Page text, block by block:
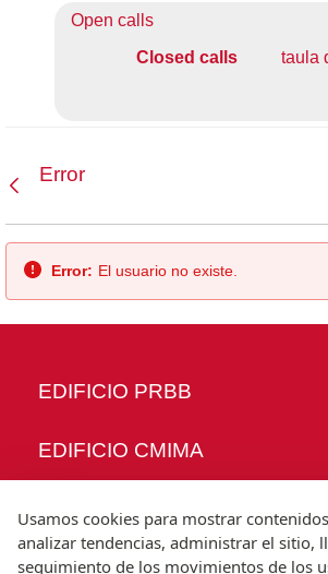
Open calls
Closed calls
taula
Error
Error: El usuario no existe.
EDIFICIO PRBB
EDIFICIO CMIMA
SÍGUENOS
Usamos cookies para mostrar
analizar tendencias, administrar el sitio,
seguimiento de los movimientos de los